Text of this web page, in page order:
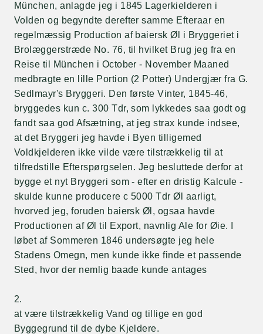
München, anlagde jeg i 1845 Lagerkielderen i
Volden og begyndte derefter samme Efteraar en
regelmæssig Production af baiersk Øl i Bryggeriet i
Brolæggerstræde No. 76, til hvilket Brug jeg fra en
Reise til München i October - November Maaned
medbragte en lille Portion (2 Potter) Undergjær fra G.
Sedlmayr's Bryggeri. Den første Vinter, 1845-46,
bryggedes kun c. 300 Tdr, som lykkedes saa godt og
fandt saa god Afsætning, at jeg strax kunde indsee,
at det Bryggeri jeg havde i Byen tilligemed
Voldkjelderen ikke vilde være tilstrækkelig til at
tilfredstille Efterspørgselen. Jeg besluttede derfor at
bygge et nyt Bryggeri som - efter en dristig Kalcule -
skulde kunne producere c 5000 Tdr Øl aarligt,
hvorved jeg, foruden baiersk Øl, ogsaa havde
Productionen af Øl til Export, navnlig Ale for Øie. I
løbet af Sommeren 1846 undersøgte jeg hele
Stadens Omegn, men kunde ikke finde et passende
Sted, hvor der nemlig baade kunde antages
2.
at være tilstrækkelig Vand og tillige en god
Byggegrund til de dybe Kjeldere.